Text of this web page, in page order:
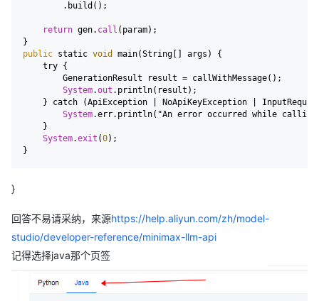
        .build();
return gen. call (param);
public static void
main(String[] args) {
    try {
        GenerationResult result = callWithMessage();
System.out .println(result);
} catch (ApiException | NoApiKeyException |
System.err.println("An error occurred while calling
    }
System.exit (0);
}
回答不易请采纳，来源https://help.aliyun.com/zh/model-
studio/developer-reference/minimax-llm-api
记得选择java那个页签